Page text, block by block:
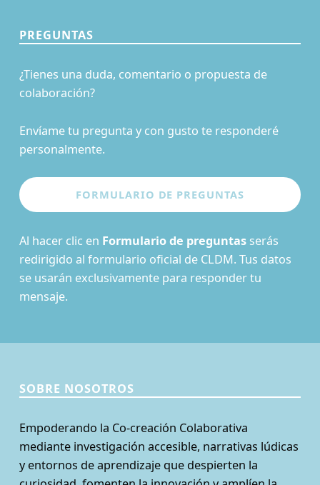
PREGUNTAS
¿Tienes una duda, comentario o propuesta de
colaboración?
Envíame tu pregunta y con gusto te responderé
personalmente.
Al hacer clic en Formulario de preguntasserás
redirigido al formulario oficial de CLDM. Tus datos
se usarán exclusivamente para responder tu
mensaje.
SOBRE NOSOTROS
Empoderando la Co-creación Colaborativa
mediante investigación accesible, narrativas lúdicas
y entornos de aprendizaje que despierten la